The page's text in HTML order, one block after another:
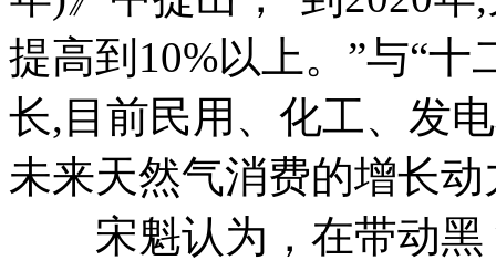
提高到10%以上。”与“
长,目前民用、化工、发
未来天然气消费的增长
宋魁认为，在带动黑